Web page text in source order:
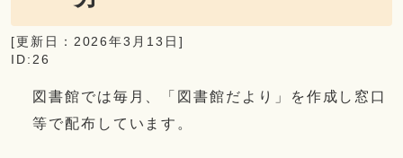
[更新日： 2026年3月13日 ]
ID:26
図書館では毎月、「図書館だより」を作成し窓口
等で配布しています。